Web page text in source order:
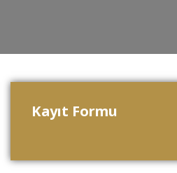
Kayıt Formu